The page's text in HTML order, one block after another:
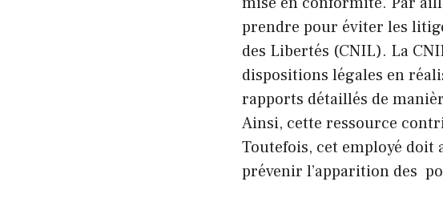
prendre pour éviter les
des Libertés (CNIL). La
dispositions légales en
rapports détaillés de
Ainsi, cette ressource
Toutefois, cet employé doit
prévenir l’apparition des